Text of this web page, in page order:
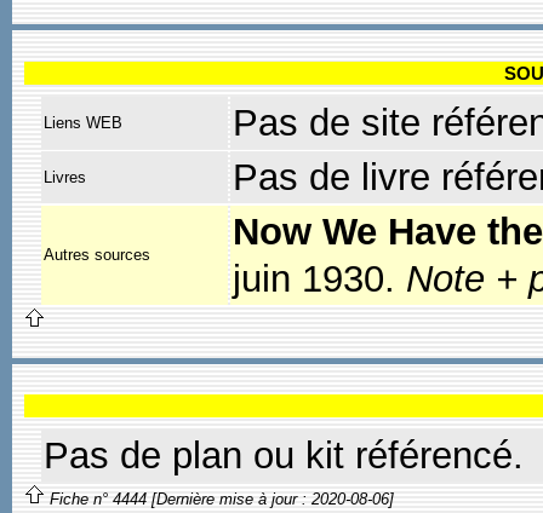
Liens WEB Pas de site
Livres Pas de livre
Autres sources
Now We Have
juin 1930. Note +
Pas de plan ou kit référencé.
Fiche n° 4444 [Dernière mise à jour : 2020-08-06]